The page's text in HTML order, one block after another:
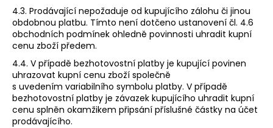
4.3. Prodávající nepožaduje od kupujícího zálohu či jinou
obdobnou platbu. Tímto není dotčeno ustanovení čl. 4.6
obchodních podmínek ohledně povinnosti uhradit kupní
cenu zboží předem.
4.4. V případě bezhotovostní platby je kupující povinen
uhrazovat kupní cenu zboží společně
s uvedením variabilního symbolu platby. V případě
bezhotovostní platby je závazek kupujícího uhradit kupní
cenu splněn okamžikem připsání příslušné částky na účet
prodávajícího.